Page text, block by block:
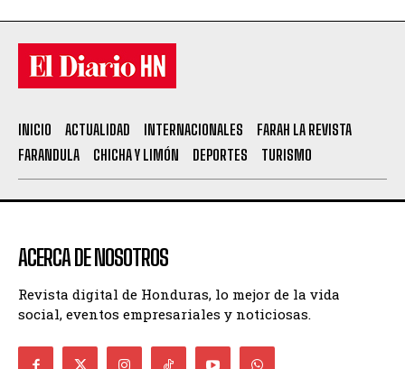
INICIO ACTUALIDAD INTERNACIONALES
FARAH LA REVISTA
FARANDULA
CHICHA Y LIMÓN DEPORTES TURISMO
ACERCA DE NOSOTROS
Revista digital de Honduras, lo mejor de la vida
social, eventos empresariales y noticiosas.